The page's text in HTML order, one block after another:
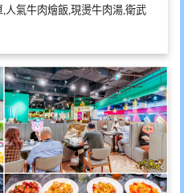
人氣牛肉燴飯,現燙牛肉湯,衛武